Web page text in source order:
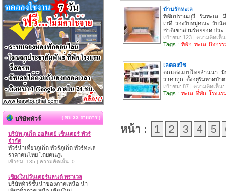
บ้านรักทะเล
ที่พักปราณบุรี ริมทะเล มี
เวที รองรับหมู่คณะ รับน้
ชาติเขาสามร้อยยอด ประ
เข้าชม: 123 | ความคิดเห็
Tags : ที่พัก ทะเล กิจกร
เลตองบีช
ตกแต่งแบบไทยล้านนา
ราคาถูก. ตั้งอยู่ริมหาดป่าต
เข้าชม: 87 | ความคิดเห็น:
Tags : ทะเล ที่พัก โรงแร
หน้า : 1 2 3 4 5
บริษัททัวร์ { พบ 33 รายการ }
บริษัท ภูเก็ต ฮอลิเดย์ เซ็นเตอร์ ทัวร์
จำกัด
ทัวร์นำเที่ยวภูเก็ต ทัวร์ภูเก็ต ทัวร์ทะเล
ราคาคนไทย โดยคนภูเ
เข้าชม: 135 | ความคิดเห็น: 0
เชียงใหม่วันเดอร์แลนด์ ทราเวล
บริษัททัวร์ชั้นนำของภาคเหนือ นำ